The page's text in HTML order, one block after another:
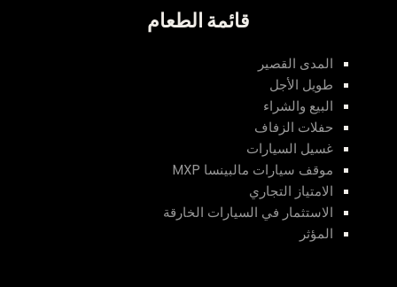
قائمة الطعام
المدى القصير
طويل الأجل
البيع والشراء
حفلات الزفاف
غسيل السيارات
موقف سيارات مالبينسا MXP
الامتياز التجاري
الاستثمار في السيارات الخارقة
المؤثر